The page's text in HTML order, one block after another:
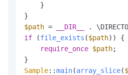
    }
$path = __DIR__ .
if (file_exists ($path)) {
require_once $path;
Sample::main(array_slice(